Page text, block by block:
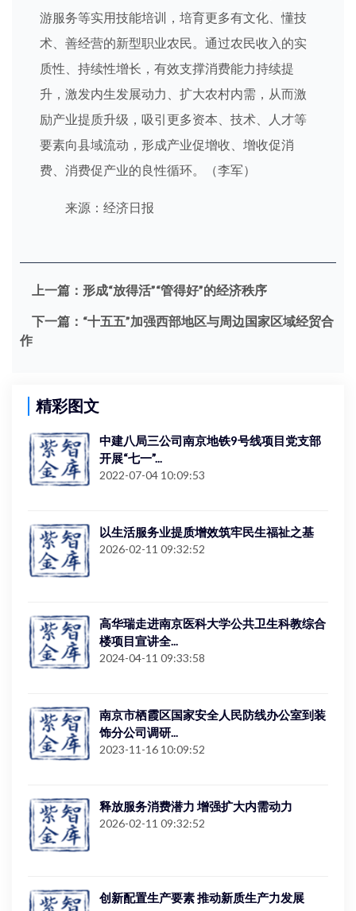
游服务等实用技能培训，培育更多有文化、懂技
术、善经营的新型职业农民。通过农民收入的实
质性、持续性增长，有效支撑消费能力持续提
升，激发内生发展动力、扩大农村内需，从而激
励产业提质升级，吸引更多资本、技术、人才等
要素向县域流动，形成产业促增收、增收促消
费、消费促产业的良性循环。（李军）
来源：经济日报
上一篇： 形成“放得活”“管得好”的经济秩序
下一篇： “十五五”加强西部地区与周边国家区域经贸合
作
精彩图文
中建八局三公司南京地铁9号线项目党支部
开展“七一”...
2022-07-04 10:09:53
以生活服务业提质增效筑牢民生福祉之基
2026-02-11 09:32:52
高华瑞走进南京医科大学公共卫生科教综合
楼项目宣讲全...
2024-04-11 09:33:58
南京市栖霞区国家安全人民防线办公室到装
饰分公司调研...
2023-11-16 10:09:52
释放服务消费潜力 增强扩大内需动力
2026-02-11 09:32:52
创新配置生产要素 推动新质生产力发展